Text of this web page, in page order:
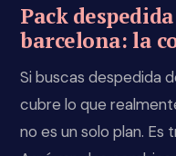
Pack
barcelona: la
Si buscas despedida
cubre lo que
no es un solo plan. Es